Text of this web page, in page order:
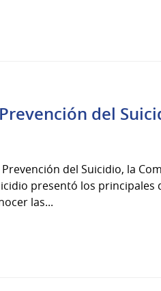
del
del Suicidio, la
presentó los principales
las...